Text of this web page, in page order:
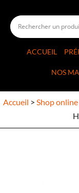
ACCUEIL
NOS
Accueil > Shop online